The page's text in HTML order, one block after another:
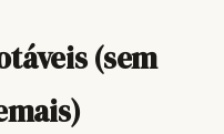
(sem